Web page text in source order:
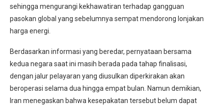
sehingga mengurangi kekhawatiran terhadap gangguan
pasokan global yang sebelumnya sempat mendorong lonjakan
harga energi.
Berdasarkan informasi yang beredar, pernyataan bersama
kedua negara saat ini masih berada pada tahap finalisasi,
dengan jalur pelayaran yang diusulkan diperkirakan akan
beroperasi selama dua hingga empat bulan. Namun demikian,
Iran menegaskan bahwa kesepakatan tersebut belum dapat